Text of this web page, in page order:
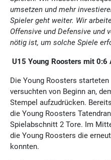
umsetzen und mehr
Spieler geht weiter. Wir
Offensive und Defensive und
nötig ist, um solche Spiele
U15 Young Roosters mit
Die Young Roosters
versuchten von Beginn an,
Stempel aufzudrücken.
die Young Roosters
Spielabschnitt 2 Tore. Im
die Young Roosters die
konnten.